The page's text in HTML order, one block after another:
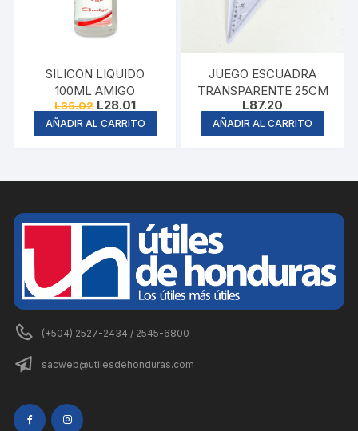
SILICON LIQUIDO
100ML AMIGO
L35.02 Original
price
was:
L35.02.
L28.01Current
price
is:
L28.01.
AÑADIR AL CARRITO
JUEGO ESCUADRA
TRANSPARENTE 25CM
L87.20
AÑADIR AL CARRITO
(+504) 2527-2434 / 2545-6800
sacweb@utilesdehonduras.com